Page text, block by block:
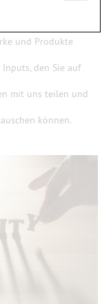
und Produkte
den Sie auf
mit uns teilen und
können.